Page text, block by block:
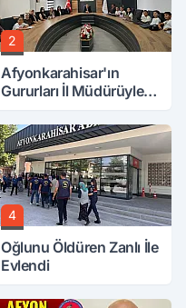
2
Afyonkarahisar'ın
Gururları İl Müdürüyle
4
Oğlunu Öldüren Zanlı İle
Evlendi